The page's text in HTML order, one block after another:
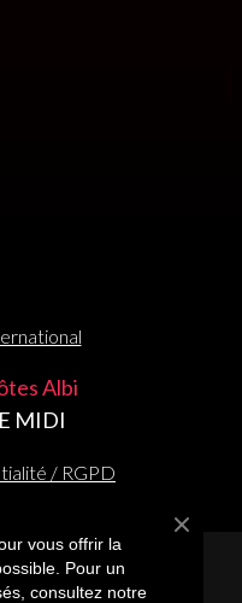
Albi
MIDI
/ RGPD
it.net
vous offrir la
Pour un
consultez notre